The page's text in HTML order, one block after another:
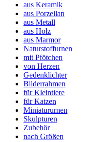
aus Keramik
aus Porzellan
aus Metall
aus Holz
aus Marmor
Naturstoffurnen
mit Pfötchen
von Herzen
Gedenklichter
Bilderrahmen
für Kleintiere
für Katzen
Miniatururnen
Skulpturen
Zubehör
nach Größen